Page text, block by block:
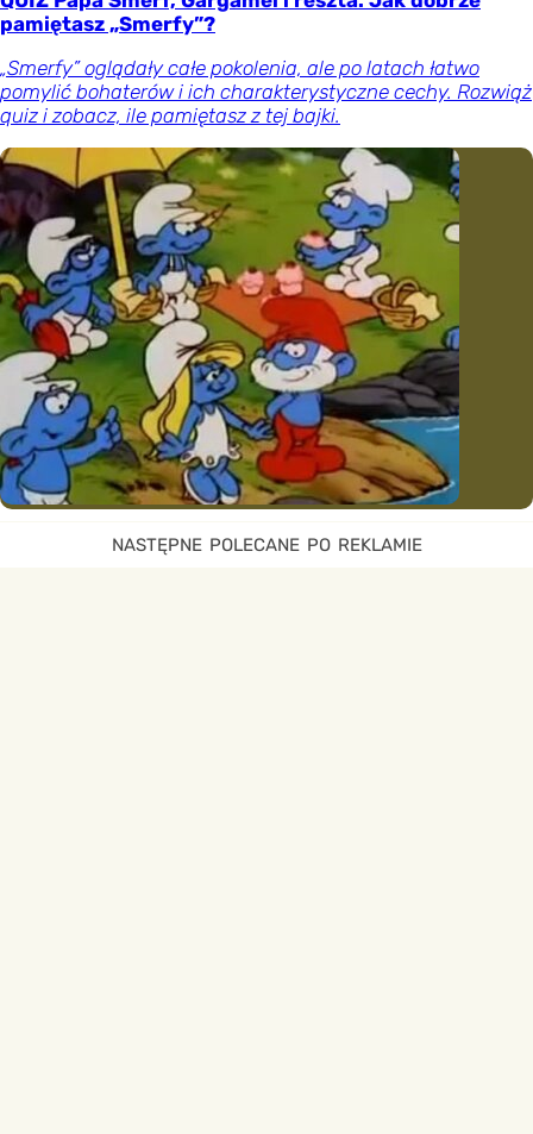
pamiętasz „Smerfy”?
„Smerfy” oglądały całe pokolenia, ale po latach łatwo
pomylić bohaterów i ich charakterystyczne cechy. Rozwiąż
quiz i zobacz, ile pamiętasz z tej bajki.